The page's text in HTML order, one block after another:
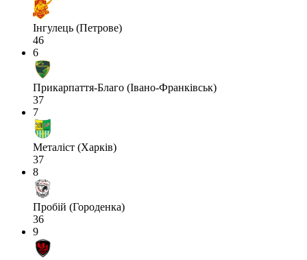
Інгулець (Петрове)
46
6
Прикарпаття-Благо (Івано-Франківськ)
37
7
Металіст (Харків)
37
8
Пробій (Городенка)
36
9